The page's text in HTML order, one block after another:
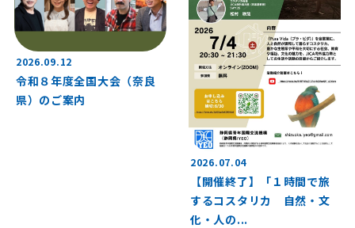
2026.09.12
令和８年度全国大会（奈良
県）のご案内
2026.07.04
【開催終了】「１時間で旅
するコスタリカ 自然・文
化・人の...